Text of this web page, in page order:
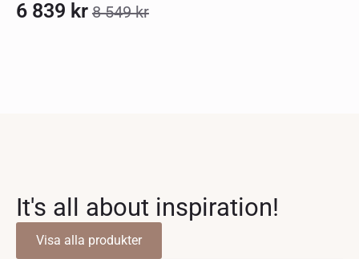
8 549kr
Det
6 839 kr
Det
It's all about inspiration!
Visa alla produkter